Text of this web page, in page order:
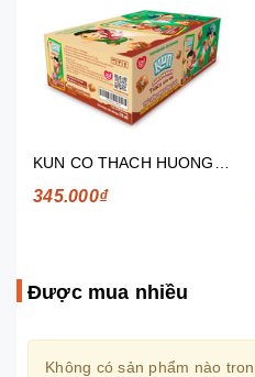
27.000₫
Được mua nhiều
Không có sản phẩm nào